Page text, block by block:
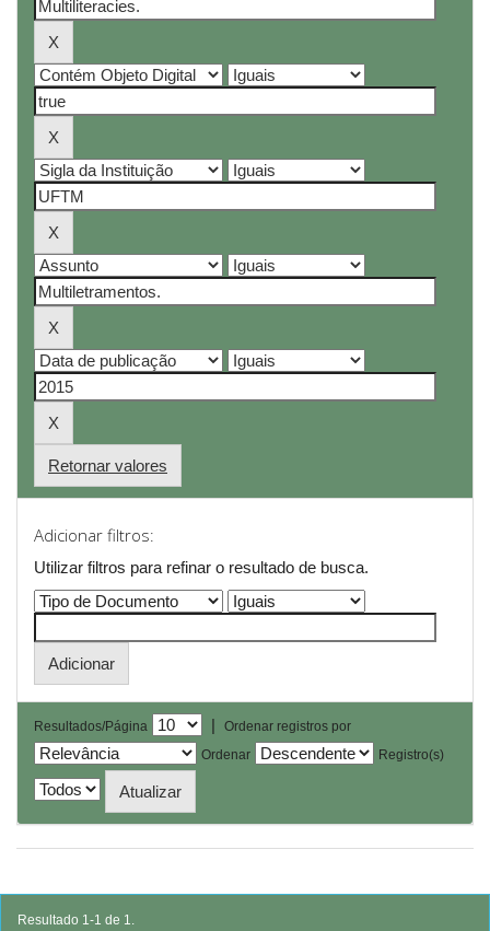
Retornar valores
Adicionar filtros:
Utilizar filtros para refinar o resultado de busca.
Resultados/Página |
Ordenar registros por
Ordenar
Registro(s)
Resultado 1-1 de 1.